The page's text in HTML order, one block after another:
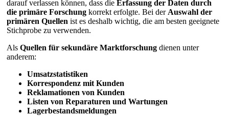
darauf verlassen können, dass die Erfassung der Daten durch
die primäre Forschung korrekt erfolgte. Bei der Auswahl der
primären Quellen ist es deshalb wichtig, die am besten geeignete
Stichprobe zu verwenden.
Als Quellen für sekundäre Marktforschung dienen unter
anderem:
Umsatzstatistiken
Korrespondenz mit Kunden
Reklamationen von Kunden
Listen von Reparaturen und Wartungen
Lagerbestandsmeldungen